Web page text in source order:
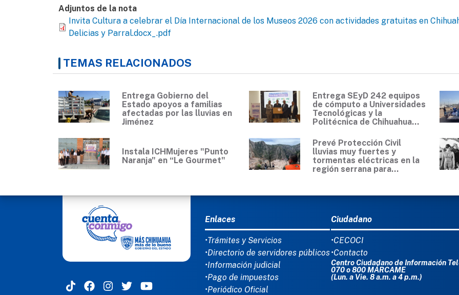
Adjuntos de la nota
Invita Cultura a celebrar el Día Internacional de los Museos 2026 con actividades gratuitas en
Delicias y Parral.docx_.pdf
TEMAS RELACIONADOS
Entrega Gobierno del
Estado apoyos a familias
afectadas por las lluvias en
Jiménez
Entrega SEyD 242 equipos
de cómputo a Universidades
Tecnológicas y la
Politécnica de Chihuahua...
Instala ICHMujeres "Punto
Naranja" en “Le Gourmet"
Prevé Protección Civil
lluvias muy fuertes y
tormentas eléctricas en la
región serrana para...
MENÚ DEL PIE
Enlaces
•Trámites y Servicios
•Directorio de servidores públicos
•Información judicial
•Pago de impuestos
•Periódico Oficial
Ciudadano
•CECOCI
•Contacto
Centro Ciudadano de Información
070 o 800 MÁRCAME
(Lun. a Vie. 8 a.m. a 4 p.m.)